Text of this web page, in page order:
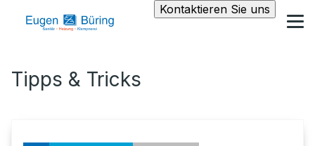
Kontaktieren Sie uns
Tipps & Tricks